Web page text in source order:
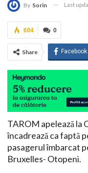
By Sorin Last
0
604
Share Facebook
TAROM apelează la
încadrează ca faptă
pasagerul îmbarcat
Bruxelles- Otopeni.